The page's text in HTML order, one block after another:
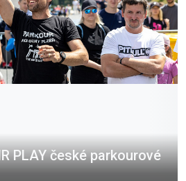
PLAY české parkourové